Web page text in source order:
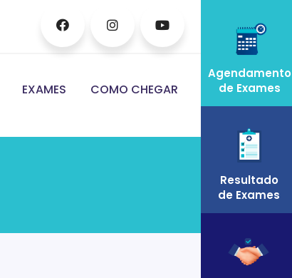
Agendamento
de Exames
Resultado
de Exames
EXAMES COMO CHEGAR